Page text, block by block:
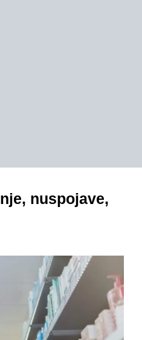
nuspojave,